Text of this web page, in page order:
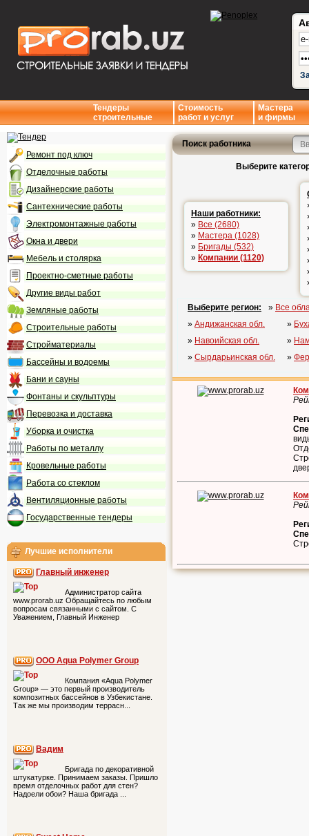
Тендеры
строительные
Стоимость
работ и услуг
Мастера
и фирмы
Ремонт под ключ
Отделочные работы
Дизайнерские работы
Сантехнические работы
Электромонтажные работы
Окна и двери
Мебель и столярка
Проектно-сметные работы
Другие виды работ
Земляные работы
Строительные работы
Стройматериалы
Бассейны и водоемы
Бани и сауны
Фонтаны и скульптуры
Перевозка и доставка
Уборка и очистка
Работы по металлу
Кровельные работы
Работа со стеклом
Вентиляционные работы
Государственные тендеры
Лучшие исполнители
Главный инженер
Администратор сайта
www.prorab.uz Обращайтесь по любым
вопросам связанными с сайтом. С
Уважением, Главный Инженер
ООО Aqua Polymer Group
Компания «Aqua Polymer
Group» — это первый производитель
композитных бассейнов в Узбекистане.
Так же мы производим террасн...
Вадим
Бригада по декоративной
штукатурке. Принимаем заказы. Пришло
время отделочных работ для стен?
Надоели обои? Наша бригада ...
Поиск работника
Выберите
Наши работники:
» Все (2680)
» Мастера (1028)
» Бригады (532)
» Компании (1120)
Выберите регион: » Все
» Андижанская обл. »
» Навоийская обл. »
» Сырдарьинская обл. »